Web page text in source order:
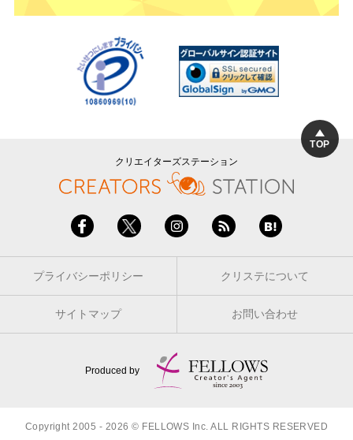
TOP
クリエイターズステーション
プライバシーポリシー クリステについて
サイトマップ お問い合わせ
Produced by
Copyright 2005 - 2026 © FELLOWS Inc. ALL RIGHTS RESERVED